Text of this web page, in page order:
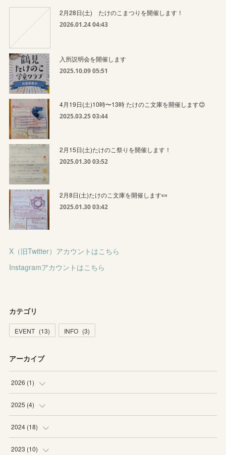
2月28日(土) たけのこまつりを開催します！
2026.01.24 04:43
入所説明会を開催します
2025.10.09 05:51
4月19日(土)10時〜13時 たけのこ文庫を開催します😊
2025.03.25 03:44
2月15日(土)たけのこ祭りを開催します！
2025.01.30 03:52
2月8日(土)たけのこ文庫を開催します🍬
2025.01.30 03:42
X（旧Twitter）アカウントはこちら
Instagramアカウントはこちら
カテゴリ
EVENT (13) INFO (3)
アーカイブ
2026 (1)
( )
2025 (4)
(1
(1
2024 (18)
(1
2023 (10)